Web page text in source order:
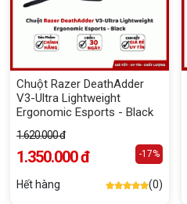
Chuột Razer DeathAdder
V3-Ultra Lightweight
Ergonomic Esports - Black
1.620.000 đ
1.350.000 đ -17%
Hết hàng (0)